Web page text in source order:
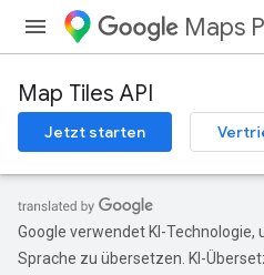
Maps
Map Tiles API
Jetzt starten
Google verwendet KI-Technologie,
Sprache zu übersetzen. KI-